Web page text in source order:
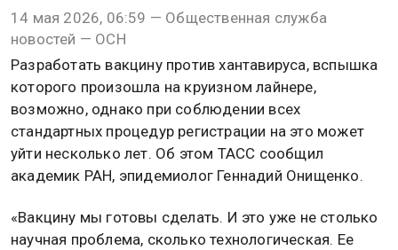
14 мая 2026, 06:59 — Общественная служба
новостей — ОСН
Разработать вакцину против хантавируса, вспышка
которого произошла на круизном лайнере,
возможно, однако при соблюдении всех
стандартных процедур регистрации на это может
уйти несколько лет. Об этом ТАСС сообщил
академик РАН, эпидемиолог Геннадий Онищенко.
«Вакцину мы готовы сделать. И это уже не столько
научная проблема, сколько технологическая. Ее